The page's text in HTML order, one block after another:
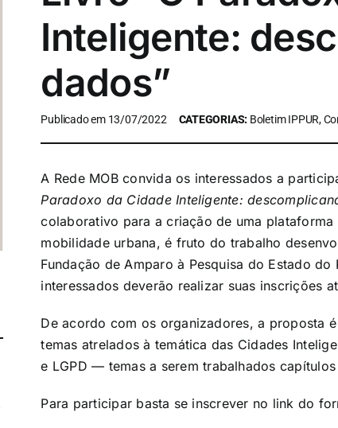
Inteligente:
dados”
Publicado em 13/07/2022 CATEGORIAS: Boletim IPPUR,
A Rede MOB convida os interessados a
Paradoxo da Cidade Inteligente:
colaborativo para a criação de uma
mobilidade urbana, é fruto do trabalho
Fundação de Amparo à Pesquisa do Estado do
interessados deverão realizar suas inscrições
De acordo com os organizadores, a proposta
temas atrelados à temática das Cidades
e LGPD— temas a serem trabalhados
Para participar basta se inscrever no link do